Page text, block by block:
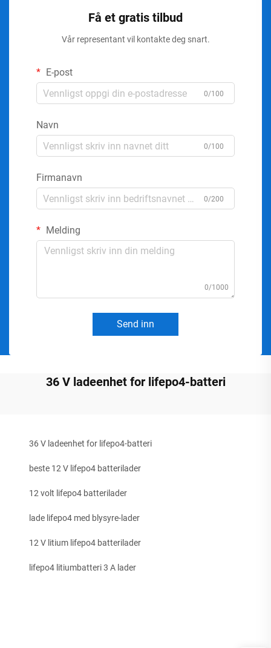
Få et gratis tilbud
Vår representant vil kontakte deg snart.
E-post
0/100
Navn
0/100
Firmanavn
0/200
Melding
0/1000
Send inn
36 V ladeenhet for lifepo4-batteri
36 V ladeenhet for lifepo4-batteri
beste 12 V lifepo4 batterilader
12 volt lifepo4 batterilader
lade lifepo4 med blysyre-lader
12 V litium lifepo4 batterilader
lifepo4 litiumbatteri 3 A lader